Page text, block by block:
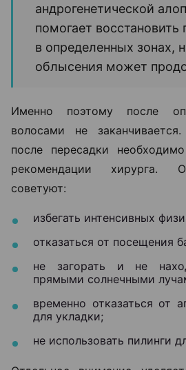
андрогенетической
помогает восстановить
в определенных зонах,
облысения может
Именно поэтому после
волосами не
после пересадки
рекомендации хирурга.
советуют:
избегать интенсивных
отказаться от посещения
не загорать и не
прямыми солнечными
временно отказаться от
для укладки;
не использовать пилинги